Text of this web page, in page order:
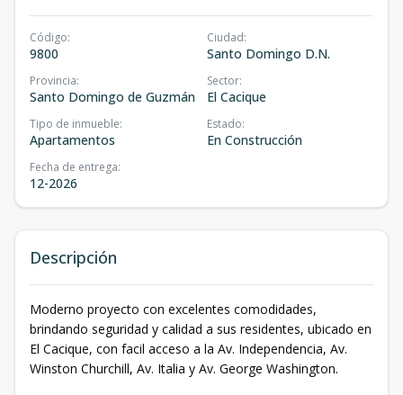
Código:
9800
Ciudad:
Santo Domingo D.N.
Provincia:
Santo Domingo de Guzmán
Sector:
El Cacique
Tipo de inmueble:
Apartamentos
Estado:
En Construcción
Fecha de entrega:
12-2026
Descripción
Moderno proyecto con excelentes comodidades,
brindando seguridad y calidad a sus residentes, ubicado en
El Cacique, con facil acceso a la Av. Independencia, Av.
Winston Churchill, Av. Italia y Av. George Washington.